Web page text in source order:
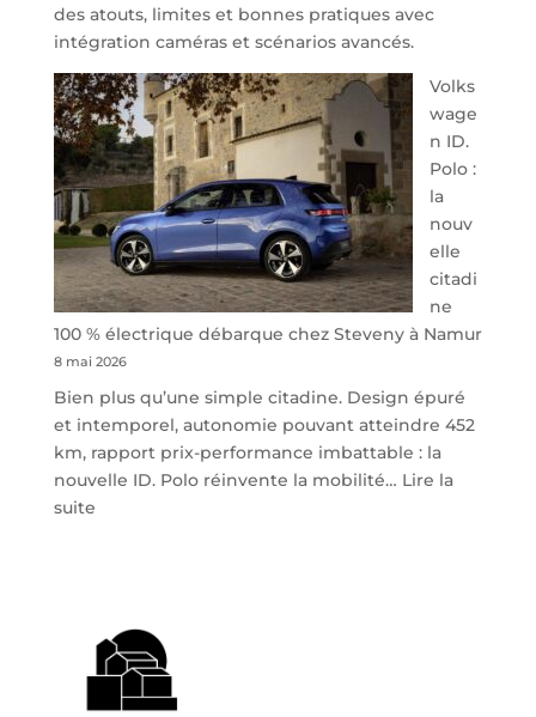
à
l’aéroport
de
Charleroi
des atouts, limites et bonnes pratiques avec
intégration caméras et scénarios avancés.
Volks
wage
n ID.
Polo :
la
nouv
elle
citadi
ne
100 % électrique débarque chez Steveny à Namur
8 mai 2026
Bien plus qu’une simple citadine. Design épuré
et intemporel, autonomie pouvant atteindre 452
km, rapport prix-performance imbattable : la
nouvelle ID. Polo réinvente la mobilité… Lire la
suite:
la
nouvelle
citadine